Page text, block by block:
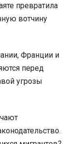
превратила
вотчину
Франции и
перед
угрозы